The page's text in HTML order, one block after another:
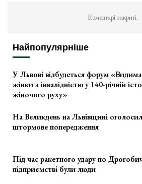
Коментарі закриті.
Найпопулярніше
У Львові відбудеться форум
жінки з інвалідністю у 140-річній
жіночого руху»
На Великдень на Львівщині
штормове попередження
Під час ракетного удару по
підприємстві були люди